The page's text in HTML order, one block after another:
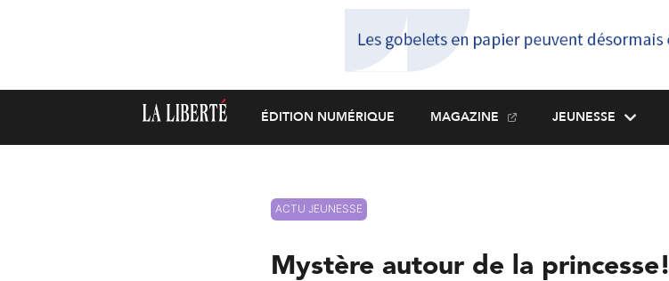
ÉDITION NUMÉRIQUE MAGAZINE JEUNESSE
ACTU JEUNESSE
Mystère autour de la princesse!